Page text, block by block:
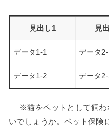
見出し1 見
データ1-1 データ
データ1-2 データ
※猫をペットとして飼わ
いでしょうか。ペット保険